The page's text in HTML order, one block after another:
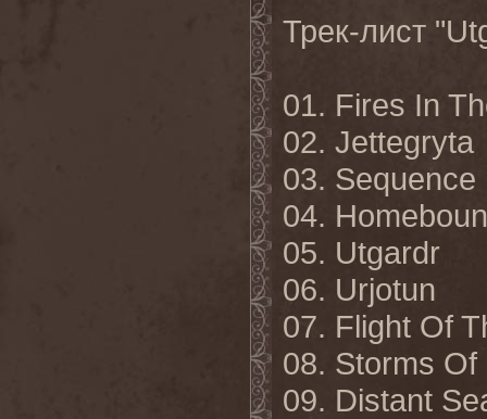
Трек-лист "
01. Fires In
02. Jettegryta
03. Sequence
04.
05. Utgardr
06. Urjotun
07. Flight Of
08. Storms Of
09. Distant